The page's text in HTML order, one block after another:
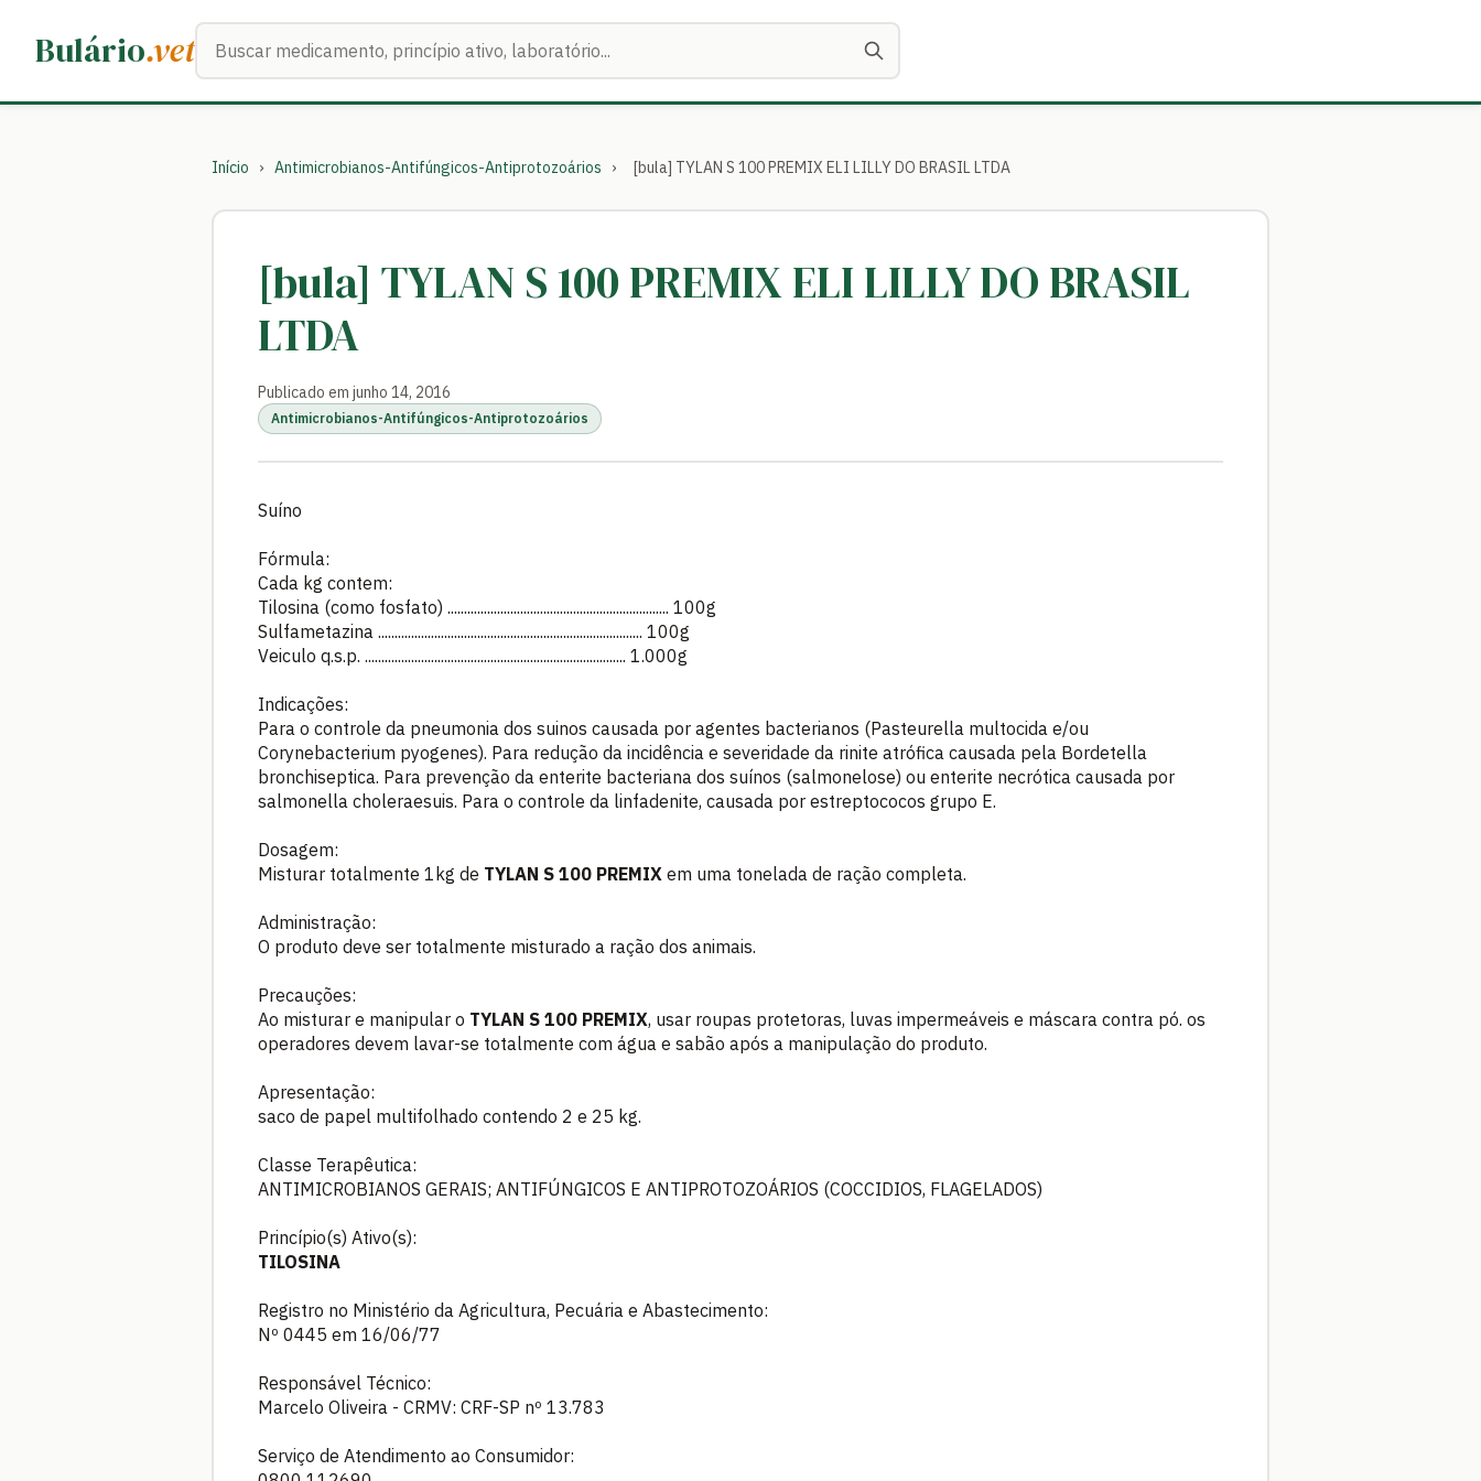
Bulário.vetBuscar medicamentos
Início › Antimicrobianos-Antifúngicos-Antiprotozoários › [bula] TYLAN S 100 PREMIX ELI LILLY DO BRASIL LTDA
[bula] TYLAN S 100 PREMIX ELI LILLY DO BRASIL
LTDA
Publicado em junho 14, 2016
Antimicrobianos-Antifúngicos-Antiprotozoários
Suíno
Fórmula:
Cada kg contem:
Tilosina (como fosfato) ................................................................... 100g
Sulfametazina ................................................................................ 100g
Veiculo q.s.p. ............................................................................... 1.000g
Indicações:
Para o controle da pneumonia dos suinos causada por agentes bacterianos (Pasteurella multocida e/ou
Corynebacterium pyogenes). Para redução da incidência e severidade da rinite atrófica causada pela Bordetella
bronchiseptica. Para prevenção da enterite bacteriana dos suínos (salmonelose) ou enterite necrótica causada por
salmonella choleraesuis. Para o controle da linfadenite, causada por estreptococos grupo E.
Dosagem:
Misturar totalmente 1kg de TYLAN S 100 PREMIX em uma tonelada de ração completa.
Administração:
O produto deve ser totalmente misturado a ração dos animais.
Precauções:
Ao misturar e manipular o TYLAN S 100 PREMIX, usar roupas protetoras, luvas impermeáveis e máscara contra pó. os
operadores devem lavar-se totalmente com água e sabão após a manipulação do produto.
Apresentação:
saco de papel multifolhado contendo 2 e 25 kg.
Classe Terapêutica:
ANTIMICROBIANOS GERAIS; ANTIFÚNGICOS E ANTIPROTOZOÁRIOS (COCCIDIOS, FLAGELADOS)
Princípio(s) Ativo(s):
TILOSINA
Registro no Ministério da Agricultura, Pecuária e Abastecimento:
Nº 0445 em 16/06/77
Responsável Técnico:
Marcelo Oliveira - CRMV: CRF-SP nº 13.783
Serviço de Atendimento ao Consumidor: